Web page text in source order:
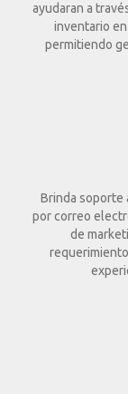
ayudaran a
inventario
permitiendo
Brinda soporte
por correo
de